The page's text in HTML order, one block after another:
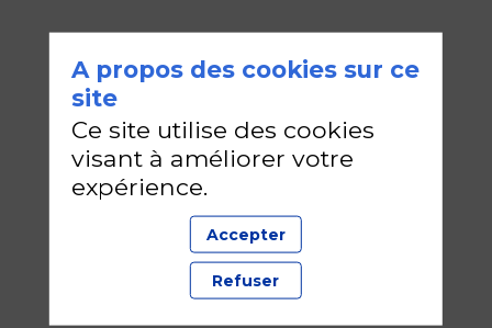
A propos des cookies sur ce
site
Ce site utilise des cookies
visant à améliorer votre
expérience.
Accepter
Refuser